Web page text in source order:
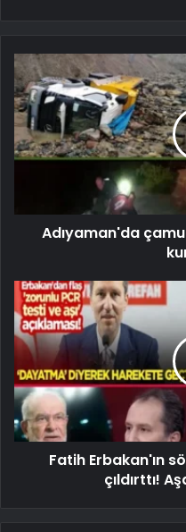
Adıyaman'da
Fatih Erbakan'ın
çıldırttı!